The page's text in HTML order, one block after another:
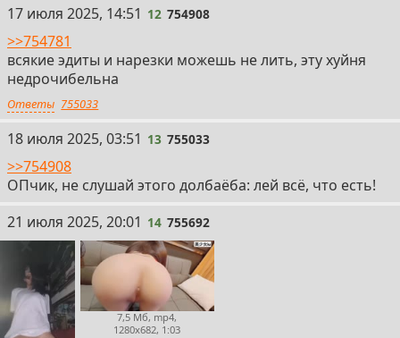
12
17 июля 2025, 14:51 12 754908
>>754781
всякие эдиты и нарезки можешь не лить, эту хуйня
недрочибельна
Ответы 755033
13
18 июля 2025, 03:51 13 755033
>>754908
ОПчик, не слушай этого долбаёба: лей всё, что есть!
14
21 июля 2025, 20:01 14 755692
7,5 Мб, mp4,
1280x682, 1:03